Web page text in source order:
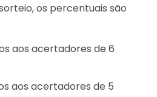
os percentuais são
aos acertadores de 6
aos acertadores de 5